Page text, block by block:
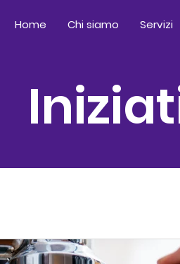
Home Chi siamo Servizi